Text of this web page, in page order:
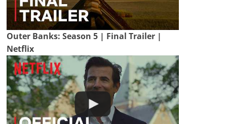
Outer Banks: Season 5 | Final Trailer |
Netflix